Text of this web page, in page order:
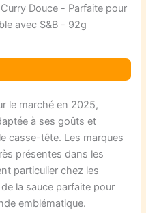
Douce - Parfaite pour
avec S&B - 92g
le marché en 2025,
à ses goûts et
casse-tête. Les marques
présentes dans les
particulier chez les
la sauce parfaite pour
emblématique.